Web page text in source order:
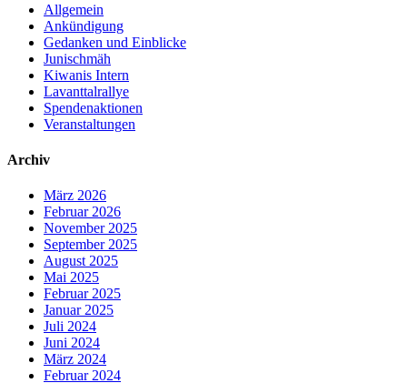
Allgemein
Ankündigung
Gedanken und Einblicke
Junischmäh
Kiwanis Intern
Lavanttalrallye
Spendenaktionen
Veranstaltungen
Archiv
März 2026
Februar 2026
November 2025
September 2025
August 2025
Mai 2025
Februar 2025
Januar 2025
Juli 2024
Juni 2024
März 2024
Februar 2024